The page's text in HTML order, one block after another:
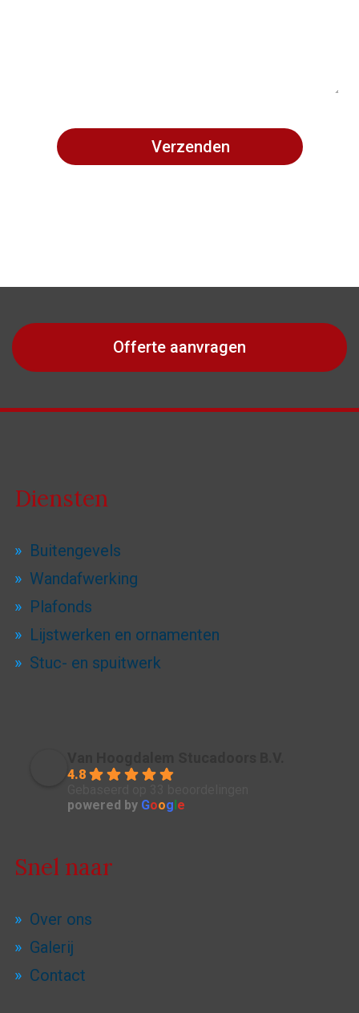
Offerte aanvragen
Diensten
Buitengevels
Wandafwerking
Plafonds
Lijstwerken en ornamenten
Stuc- en spuitwerk
4.8
powered by Goog e
Snel naar
Over ons
Galerij
Contact